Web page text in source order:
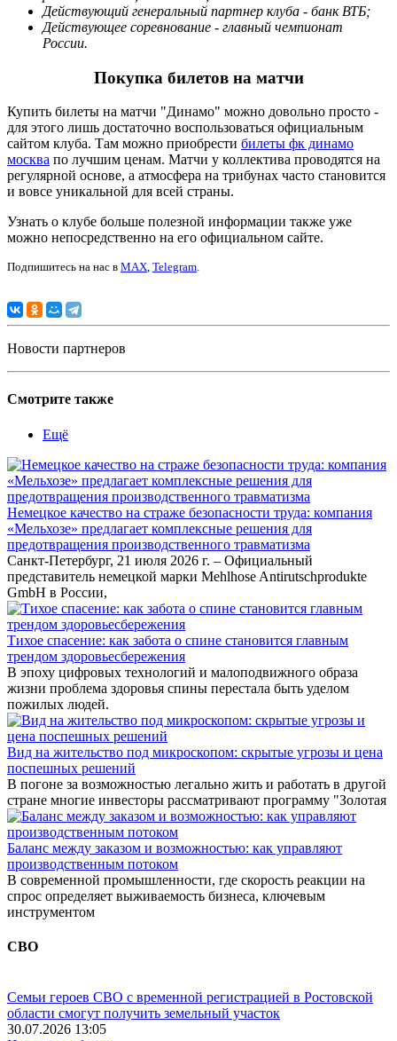
Действующий генеральный партнер клуба - банк ВТБ;
Действующее соревнование - главный чемпионат
России.
Покупка билетов на матчи
Купить билеты на матчи "Динамо" можно довольно просто -
для этого лишь достаточно воспользоваться официальным
сайтом клуба. Там можно приобрести билеты фк динамо
москва по лучшим ценам. Матчи у коллектива проводятся на
регулярной основе, а атмосфера на трибунах часто становится
и вовсе уникальной для всей страны.
Узнать о клубе больше полезной информации также уже
можно непосредственно на его официальном сайте.
Подпишитесь на нас в MAX, Telegram.
Новости партнеров
Смотрите также
Ещё
Немецкое качество на страже безопасности труда: компания
«Мельхозе» предлагает комплексные решения для
предотвращения производственного травматизма
Санкт-Петербург, 21 июля 2026 г. – Официальный
представитель немецкой марки Mehlhose Antirutschprodukte
GmbH в России,
Тихое спасение: как забота о спине становится главным
трендом здоровьесбережения
В эпоху цифровых технологий и малоподвижного образа
жизни проблема здоровья спины перестала быть уделом
пожилых людей.
Вид на жительство под микроскопом: скрытые угрозы и цена
поспешных решений
В погоне за возможностью легально жить и работать в другой
стране многие инвесторы рассматривают программу "Золотая
Баланс между заказом и возможностью: как управляют
производственным потоком
В современной промышленности, где скорость реакции на
спрос определяет выживаемость бизнеса, ключевым
инструментом
СВО
Семьи героев СВО с временной регистрацией в Ростовской
области смогут получить земельный участок
30.07.2026 13:05